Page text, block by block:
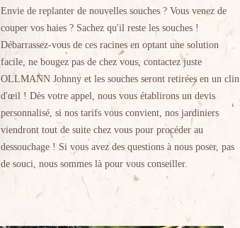
Envie de replanter de nouvelles souches ? Vous venez de
couper vos haies ? Sachez qu'il reste les souches !
Débarrassez-vous de ces racines en optant une solution
facile, ne bougez pas de chez vous, contactez juste
OLLMANN Johnny et les souches seront retirées en un clin
d'œil ! Dès votre appel, nous vous établirons un devis
personnalisé, si nos tarifs vous convient, nos jardiniers
viendront tout de suite chez vous pour procéder au
dessouchage ! Si vous avez des questions à nous poser, pas
de souci, nous sommes là pour vous conseiller.